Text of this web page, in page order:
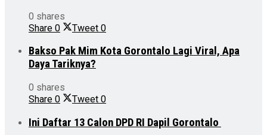
0 shares
Share 0 Tweet 0
Bakso Pak Mim Kota Gorontalo Lagi Viral, Apa
Daya Tariknya?
0 shares
Share 0 Tweet 0
Ini Daftar 13 Calon DPD RI Dapil Gorontalo